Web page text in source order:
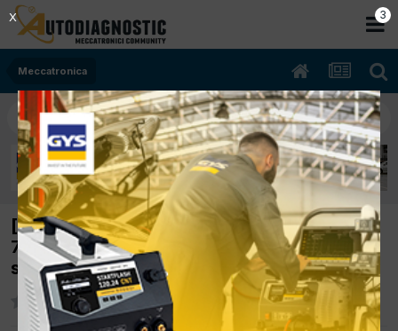
Meccatronica
[volksagen touran 03/2004 1896cc avq
74Kw Diesel] spegnimento in marcia quando
schiaccia la frizione
2
X